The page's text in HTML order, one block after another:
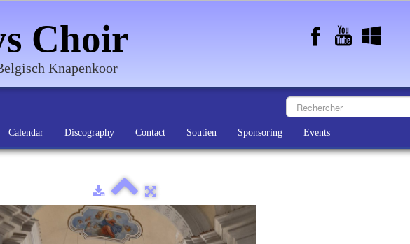
Choir
Knapenkoor
Calendar Discography Contact Soutien Sponsoring Events